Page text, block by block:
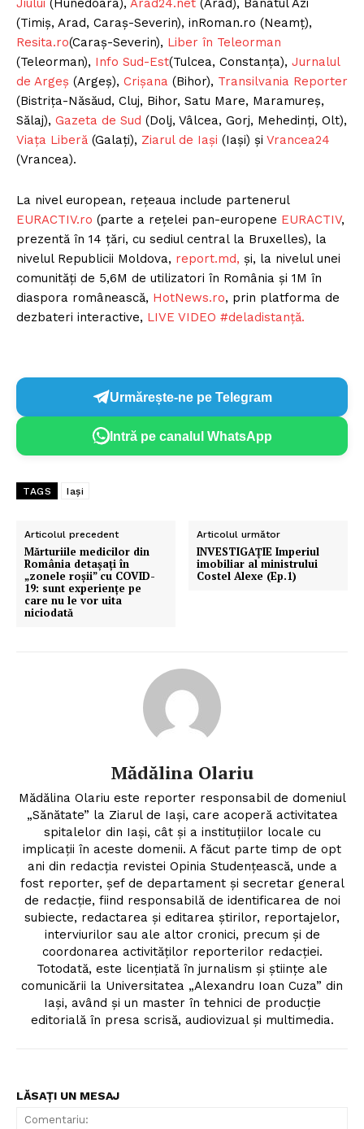
Jiului (Hunedoara), Arad24.net (Arad), Banatul Azi
(Timiș, Arad, Caraș-Severin), inRoman.ro (Neamț),
Resita.ro(Caraș-Severin), Liber în Teleorman
(Teleorman), Info Sud-Est(Tulcea, Constanța), Jurnalul
de Argeș (Argeș), Crișana (Bihor), Transilvania Reporter
(Bistrița-Năsăud, Cluj, Bihor, Satu Mare, Maramureș,
Sălaj), Gazeta de Sud (Dolj, Vâlcea, Gorj, Mehedinți, Olt),
Viața Liberă (Galați), Ziarul de Iași (Iași) și Vrancea24
(Vrancea).
La nivel european, rețeaua include partenerul
EURACTIV.ro (parte a rețelei pan-europene EURACTIV,
prezentă în 14 țări, cu sediul central la Bruxelles), la
nivelul Republicii Moldova, report.md, și, la nivelul unei
comunități de 5,6M de utilizatori în România și 1M în
diaspora românească, HotNews.ro, prin platforma de
dezbateri interactive, LIVE VIDEO #deladistanță.
Urmărește-ne pe Telegram
Intră pe canalul WhatsApp
TAGS Iași
Articolul precedent
Mărturiile medicilor din
România detașați în
„zonele roșii” cu COVID-
19: sunt experiențe pe
care nu le vor uita
niciodată
Articolul următor
INVESTIGAȚIE Imperiul
imobiliar al ministrului
Costel Alexe (Ep.1)
Mădălina Olariu
Mădălina Olariu este reporter responsabil de domeniul
„Sănătate” la Ziarul de Iași, care acoperă activitatea
spitalelor din Iași, cât și a instituțiilor locale cu
implicații în aceste domenii. A făcut parte timp de opt
ani din redacția revistei Opinia Studențească, unde a
fost reporter, șef de departament și secretar general
de redacție, fiind responsabilă de identificarea de noi
subiecte, redactarea și editarea știrilor, reportajelor,
interviurilor sau ale altor cronici, precum și de
coordonarea activităților reporterilor redacției.
Totodată, este licențiată în jurnalism și științe ale
comunicării la Universitatea „Alexandru Ioan Cuza” din
Iași, având și un master în tehnici de producție
editorială în presa scrisă, audiovizual și multimedia.
LĂSAȚI UN MESAJ